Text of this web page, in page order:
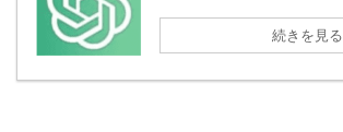
続きを見る